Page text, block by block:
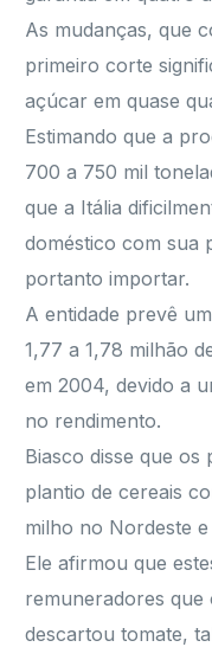
As mudanças, que
primeiro corte
açúcar em quase
Estimando que a
700 a 750 mil
que a Itália
doméstico com sua
portanto importar.
A entidade prevê
1,77 a 1,78 milhão
em 2004, devido a
no rendimento.
Biasco disse que
plantio de cereais
milho no Nordeste
Ele afirmou que
remuneradores que
descartou tomate,